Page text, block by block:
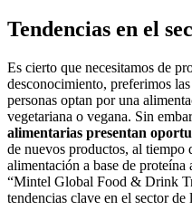
Tendencias en el
Es cierto que necesitamos de
desconocimiento, preferimos
personas optan por una
vegetariana o vegana. Sin
alimentarias presentan
de nuevos productos, al tiempo
alimentación a base de
“Mintel Global Food & Drink
tendencias clave en el sector